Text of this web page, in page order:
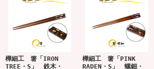
樺細工 箸「IRON
TREE・S」 鉄木・
樺細工 箸「PINK
RADEN・S」 螺鈿・